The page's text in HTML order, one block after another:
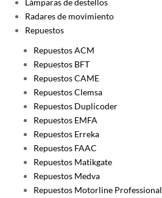
Lámparas de destellos
Radares de movimiento
Repuestos
Repuestos ACM
Repuestos BFT
Repuestos CAME
Repuestos Clemsa
Repuestos Duplicoder
Repuestos EMFA
Repuestos Erreka
Repuestos FAAC
Repuestos Matikgate
Repuestos Medva
Repuestos Motorline Professional